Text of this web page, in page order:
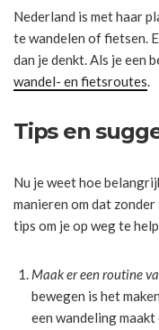
Nederland is met haar
te wandelen of fietsen.
dan je denkt. Als je een
wandel- en fietsroutes.
Tips en
Nu je weet hoe
manieren om dat
tips om je op weg te
Maak er een routine
bewegen is het
een wandeling